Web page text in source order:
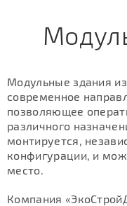
Модульные здания
современное
позволяющее
различного
монтируется,
конфигурации, и
место.
Компания